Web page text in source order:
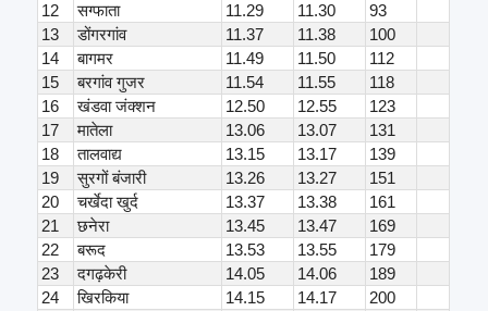
12
सग्फाता 11.29 11.30
93
13
डोंगरगांव 11.37 11.38
100
14
बागमर 11.49 11.50
112
15
बरगांव गुजर 11.54 11.55
118
16
खंडवा जंक्शन 12.50 12.55
123
17
मातेला 13.06 13.07
131
18
तालवाद्य 13.15 13.17
139
19
सुरगों बंजारी 13.26 13.27
151
20
चर्खेदा खुर्द 13.37 13.38
161
21
छनेरा 13.45 13.47
169
22
बरूद 13.53 13.55
179
23
दगढ़केरी 14.05 14.06
189
24
खिरकिया 14.15 14.17
200